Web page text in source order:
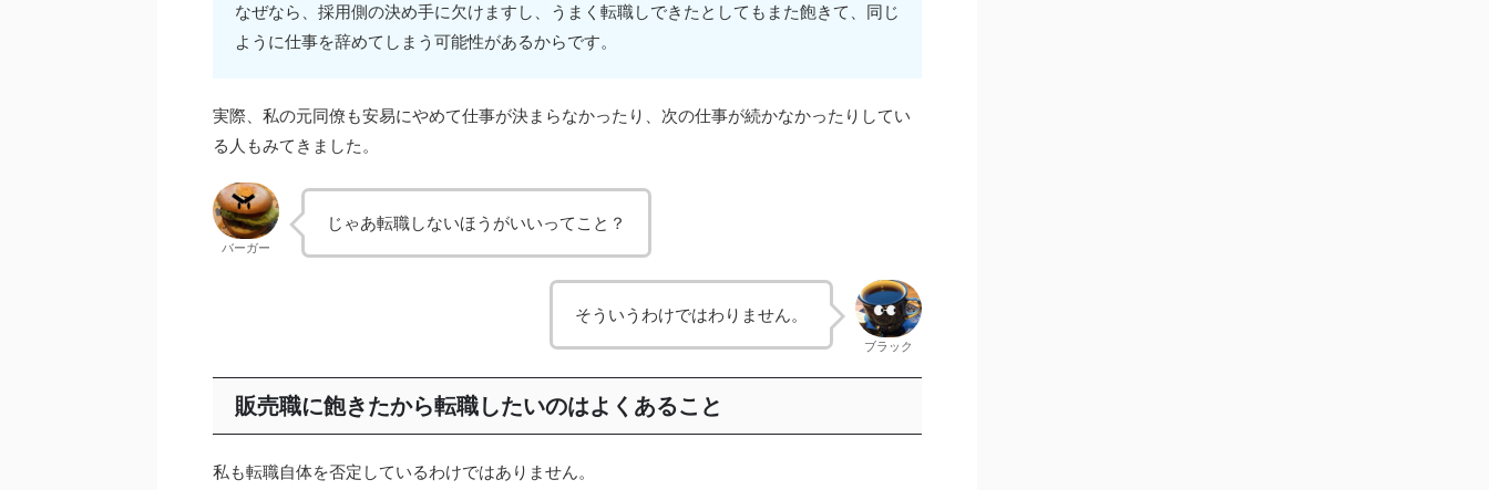
なぜなら、採用側の決め手に欠けますし、うまく転職しできたとしてもまた飽きて、同じ
ように仕事を辞めてしまう可能性があるからです。
実際、私の元同僚も安易にやめて仕事が決まらなかったり、次の仕事が続かなかったりしてい
る人もみてきました。
バーガー
じゃあ転職しないほうがいいってこと？
そういうわけではわりません。
ブラック
販売職に飽きたから転職したいのはよくあること
私も転職自体を否定しているわけではありません。